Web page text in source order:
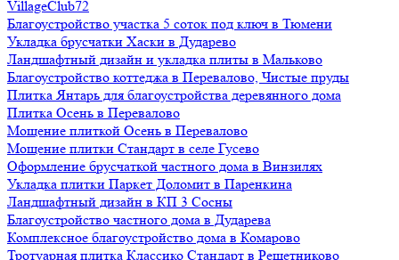
VillageClub72
Благоустройство участка 5 соток под ключ в Тюмени
Укладка брусчатки Хаски в Дударево
Ландшафтный дизайн и укладка плиты в Мальково
Благоустройство коттеджа в Перевалово, Чистые пруды
Плитка Янтарь для благоустройства деревянного дома
Плитка Осень в Перевалово
Мощение плиткой Осень в Перевалово
Мощение плитки Стандарт в селе Гусево
Оформление брусчаткой частного дома в Винзилях
Укладка плитки Паркет Доломит в Паренкина
Ландшафтный дизайн в КП 3 Сосны
Благоустройство частного дома в Дударева
Комплексное благоустройство дома в Комарово
Тротуарная плитка Классико Стандарт в Решетниково